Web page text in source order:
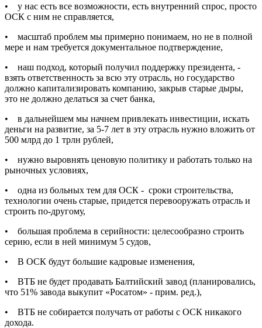
• у нас есть все возможности, есть внутренний спрос, просто
ОСК с ним не справляется,
• масштаб проблем мы примерно понимаем, но не в полной
мере и нам требуется документальное подтверждение,
• наш подход, который получил поддержку президента, -
взять ответственность за всю эту отрасль, но государство
должно капитализировать компанию, закрыв старые дыры,
это не должно делаться за счет банка,
• в дальнейшем мы начнем привлекать инвестиции, искать
деньги на развитие, за 5-7 лет в эту отрасль нужно вложить от
500 млрд до 1 трлн рублей,
• нужно выровнять ценовую политику и работать только на
рыночных условиях,
• одна из больных тем для ОСК - сроки строительства,
технологии очень старые, придется перевооружать отрасль и
строить по-другому,
• большая проблема в серийности: целесообразно строить
серию, если в ней минимум 5 судов,
• В ОСК будут большие кадровые изменения,
• ВТБ не будет продавать Балтийский завод (планировались,
что 51% завода выкупит «Росатом» - прим. ред.),
• ВТБ не собирается получать от работы с ОСК никакого
дохода.